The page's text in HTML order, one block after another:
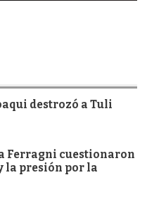
destrozó a Tuli
Ferragni cuestionaron
la presión por la